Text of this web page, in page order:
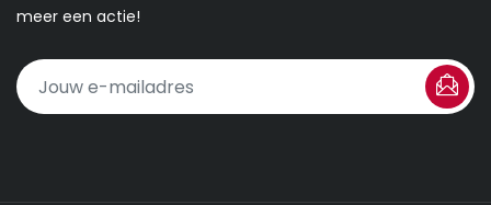
meer een actie!